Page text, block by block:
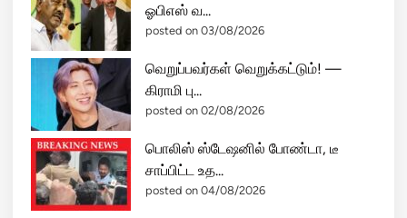
ஓபிஎஸ் வ...
posted on 03/08/2026
வெறுப்பவர்கள் வெறுக்கட்டும்! —
கிராமி பு...
posted on 02/08/2026
பொலிஸ் ஸ்டேஷனில் போண்டா, டீ
சாப்பிட்ட உத...
posted on 04/08/2026